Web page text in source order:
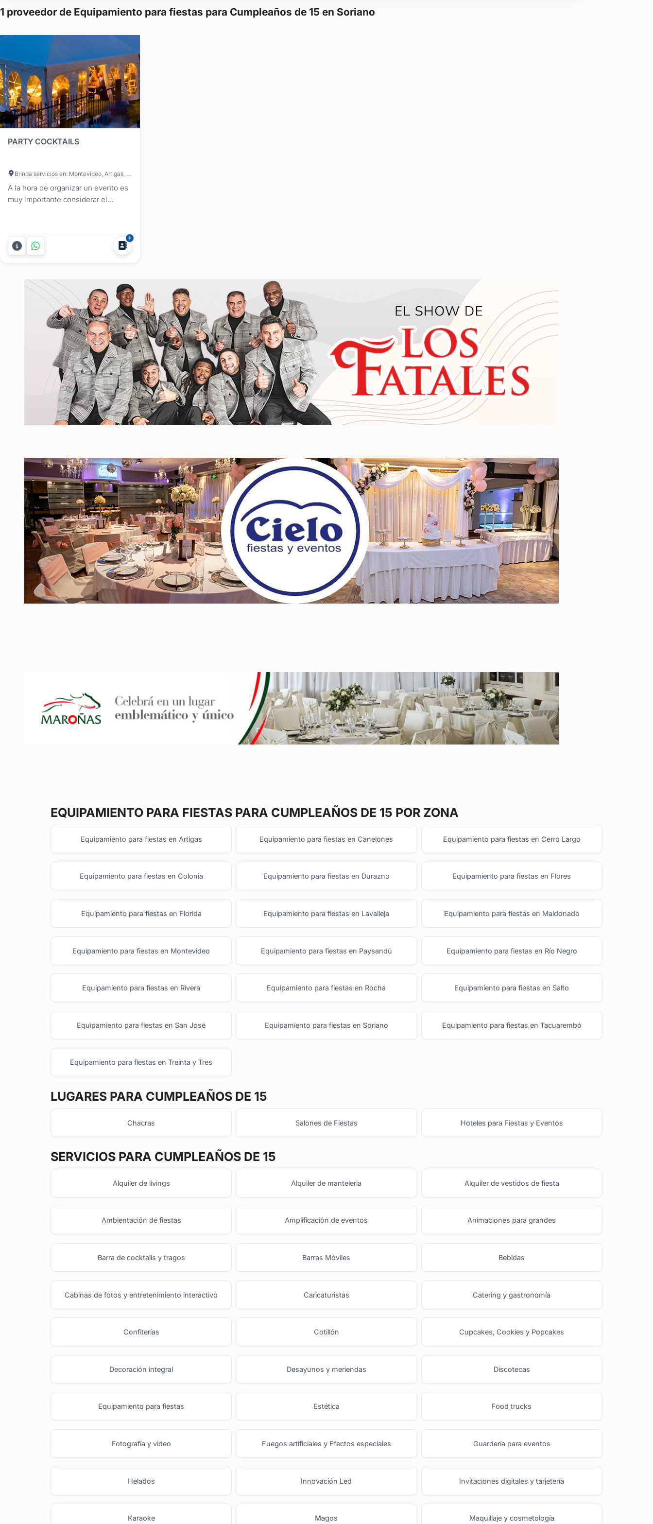
1 proveedor de Equipamiento para fiestas para Cumpleaños de 15 en Soriano
PARTY COCKTAILS
Brinda servicios en: Montevideo, Artigas, Canelones, Cerro Largo, Colonia, Durazno, Flores, Florida, Lavalleja, Maldonado, Paysandú, Río Negro, Rivera, Rocha, Salto, San José, Soriano, Tacuarembó, Treinta y Tres
A la hora de organizar un evento es
muy importante considerar el
invitados o para la ambientación. En
Party Cocktails te ofrecemos la
solución que estás necesitando en
tipo de festejo. Contamos...
EQUIPAMIENTO PARA FIESTAS PARA CUMPLEAÑOS DE 15 POR ZONA
Equipamiento para fiestas en Artigas Equipamiento para fiestas en Canelones Equipamiento para fiestas en Cerro Largo
Equipamiento para fiestas en Colonia Equipamiento para fiestas en Durazno Equipamiento para fiestas en Flores
Equipamiento para fiestas en Florida Equipamiento para fiestas en Lavalleja Equipamiento para fiestas en Maldonado
Equipamiento para fiestas en Montevideo Equipamiento para fiestas en Paysandú Equipamiento para fiestas en Río Negro
Equipamiento para fiestas en Rivera Equipamiento para fiestas en Rocha Equipamiento para fiestas en Salto
Equipamiento para fiestas en San José Equipamiento para fiestas en Soriano Equipamiento para fiestas en Tacuarembó
Equipamiento para fiestas en Treinta y Tres
LUGARES PARA CUMPLEAÑOS DE 15
Chacras Salones de Fiestas Hoteles para Fiestas y Eventos
SERVICIOS PARA CUMPLEAÑOS DE 15
Alquiler de livings Alquiler de manteleria Alquiler de vestidos de fiesta
Ambientación de fiestas Amplificación de eventos Animaciones para grandes
Barra de cocktails y tragos Barras Móviles Bebidas
Cabinas de fotos y entretenimiento interactivo Caricaturistas Catering y gastronomía
Confiterías Cotillón Cupcakes, Cookies y Popcakes
Decoración integral Desayunos y meriendas Discotecas
Equipamiento para fiestas Estética Food trucks
Fotografía y video Fuegos artificiales y Efectos especiales Guardería para eventos
Helados Innovación Led Invitaciones digitales y tarjetería
Karaoke Magos Maquillaje y cosmetología